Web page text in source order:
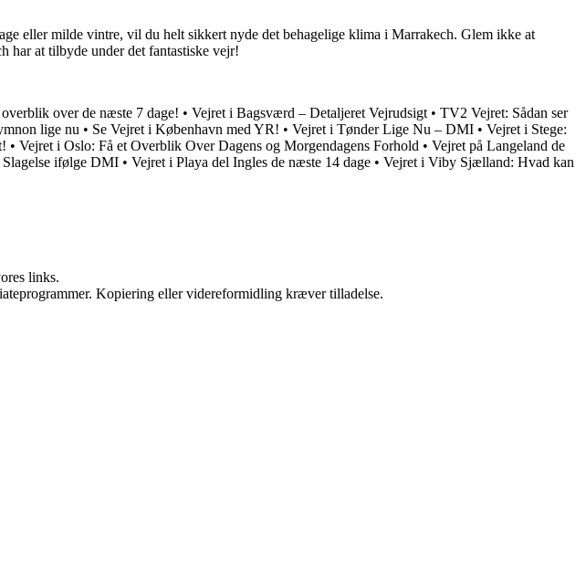
eller milde vintre, vil du helt sikkert nyde det behagelige klima i Marrakech. Glem ikke at
har at tilbyde under det fantastiske vejr!
over de næste 7 dage! • Vejret i Bagsværd – Detaljeret Vejrudsigt • TV2 Vejret: Sådan ser
lige nu • Se Vejret i København med YR! • Vejret i Tønder Lige Nu – DMI • Vejret i Stege:
• Vejret i Oslo: Få et Overblik Over Dagens og Morgendagens Forhold • Vejret på Langeland de
Slagelse ifølge DMI • Vejret i Playa del Ingles de næste 14 dage • Vejret i Viby Sjælland: Hvad kan
links.
Kopiering eller videreformidling kræver tilladelse.